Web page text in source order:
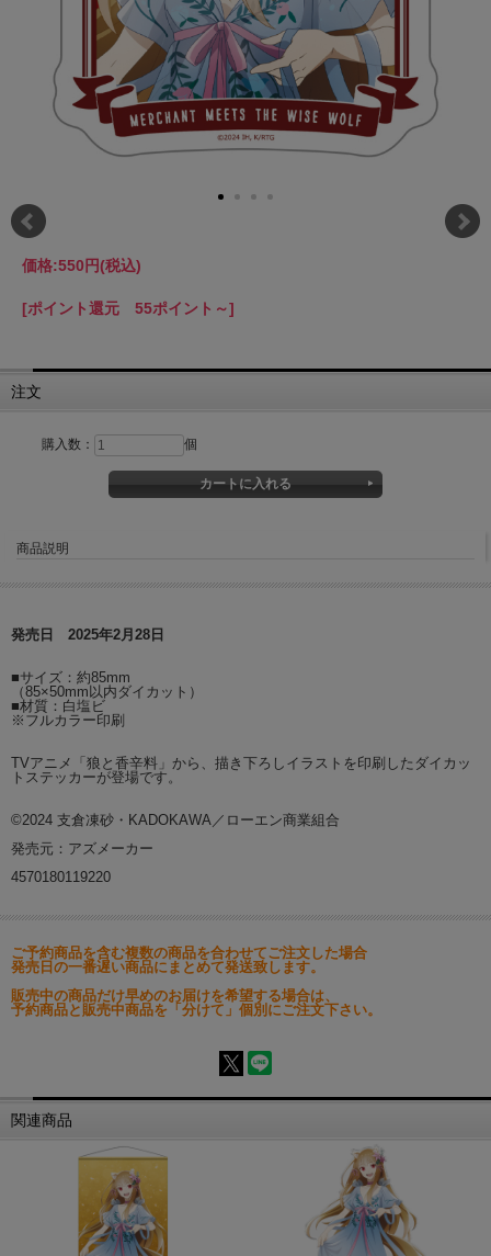
価格:550円(税込)
[ポイント還元 55ポイント～]
注文
購入数： 個
商品説明
発売日 2025年2月28日
■サイズ：約85mm
（85×50mm以内ダイカット）
■材質：白塩ビ
※フルカラー印刷
TVアニメ「狼と香辛料」から、描き下ろしイラストを印刷したダイカッ
トステッカーが登場です。
©2024 支倉凍砂・KADOKAWA／ローエン商業組合
発売元：アズメーカー
4570180119220
ご予約商品を含む複数の商品を合わせてご注文した場合
発売日の一番遅い商品にまとめて発送致します。
販売中の商品だけ早めのお届けを希望する場合は、
予約商品と販売中商品を「分けて」個別にご注文下さい。
関連商品